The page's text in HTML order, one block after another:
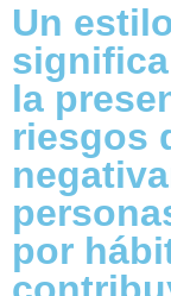
Un
la
riesgos
por